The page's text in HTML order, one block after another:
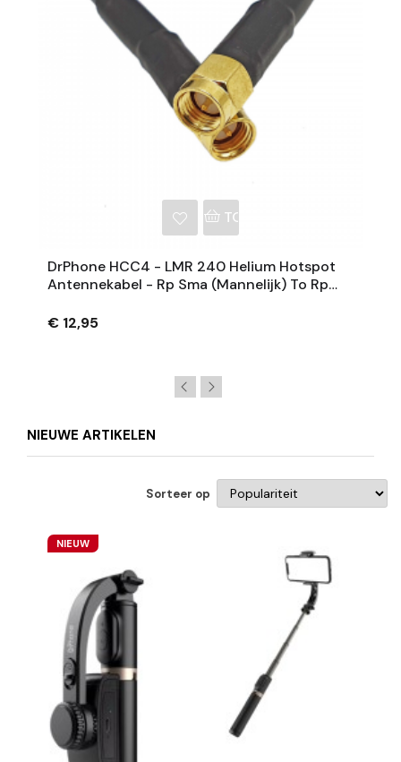
TOEVOEGEN AAN
DrPhone HCC4 - LMR 240 Helium Hotspot
Antennekabel - Rp Sma (Mannelijk) To Rp
€ 12,95
NIEUWE ARTIKELEN
Sorteer op
NIEUW